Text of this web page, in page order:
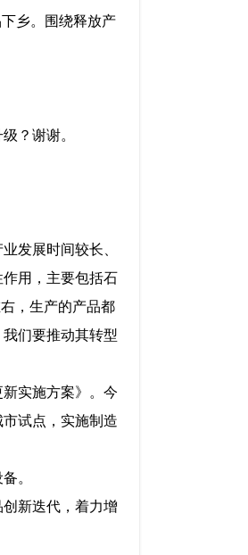
乡。围绕释放产
？谢谢。
发展时间较长、
用，主要包括石
，生产的产品都
们要推动其转型
实施方案》。今
试点，实施制造
。
新迭代，着力增